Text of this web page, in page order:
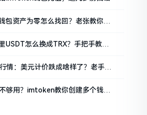
包资产为零怎么找回？老张教你几
USDT怎么换成TRX？手把手教你
情：美元计价跌成啥样了？老手教
够用？imtoken教你创建多个钱包